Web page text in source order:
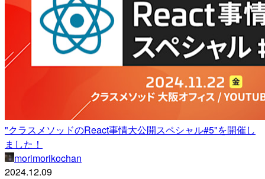
"クラスメソッドのReact事情大公開スペシャル#5"を開催し
ました！
morimorikochan
2024.12.09